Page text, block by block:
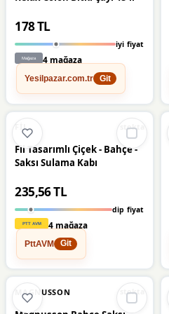
178 TL
iyi fiyat
4 mağaza
Yesilpazar.com.tr Git
%66 DÜŞTÜ
FIL stokta
Fil Tasarımlı Çiçek - Bahçe -
Saksı Sulama Kabı
235,56 TL
dip fiyat
4 mağaza
PttAVM Git
%63 %63 DÜŞTÜ
MAGNUSSON stokta